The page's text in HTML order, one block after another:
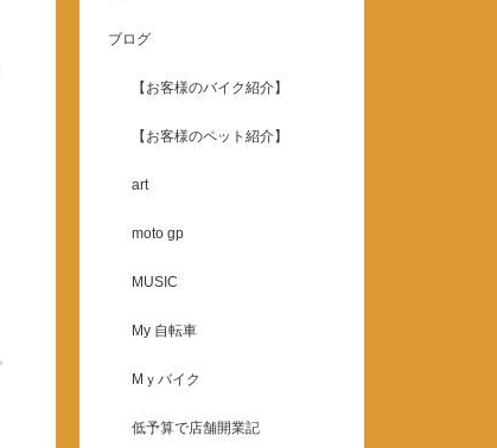
ブログ
【お客様のバイク紹介】
【お客様のペット紹介】
art
moto gp
MUSIC
My 自転車
Mｙバイク
低予算で店舗開業記